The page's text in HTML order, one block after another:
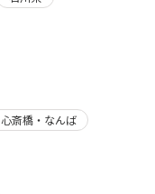
心斎橋・なんば